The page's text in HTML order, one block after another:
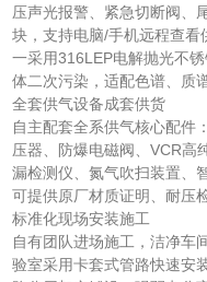
压声光报警、紧急切断阀、
块，支持电脑/手机远程查
一采用316LEP电解抛光不
体二次污染，适配色谱、质
全套供气设备成套供货
自主配套全系供气核心配件
压器、防爆电磁阀、VCR高
漏检测仪、氮气吹扫装置、
可提供原厂材质证明、耐压
标准化现场安装施工
自有团队进场施工，洁净车
验室采用卡套式管路快速安